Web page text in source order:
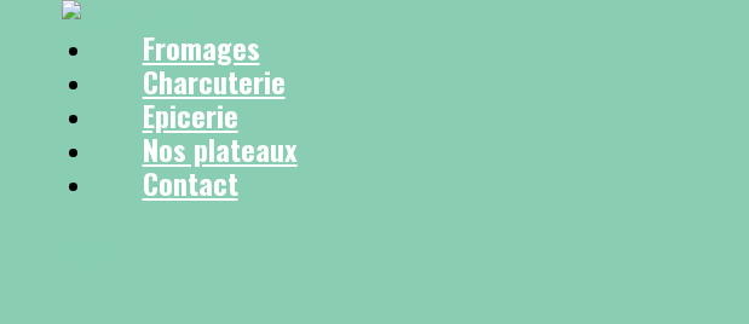
Fromages
Charcuterie
Epicerie
Nos plateaux
Contact